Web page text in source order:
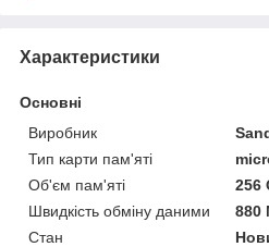
Характеристики
Основні
Виробник
Тип карти пам'яті
Об'єм пам'яті
256
Швидкість обміну даними
880
Стан